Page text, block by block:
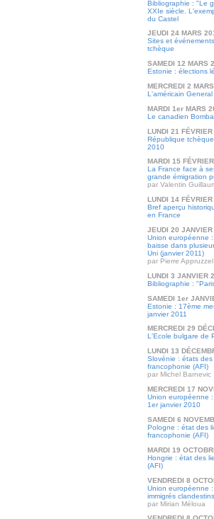
Bibliographie : "Le
XXIe siècle.
du Castel
JEUDI 24 MARS
Sites et
tchèque
SAMEDI 12 MARS
Estonie : élections
MERCREDI 2
L'américain
MARDI 1er MARS
Le canadien
LUNDI 21
République
2010
MARDI 15
La France face à
grande émigration
par Valentin
LUNDI 14
Bref aperçu
en France
JEUDI 20 JANVIER
Union européenne
baisse dans
Uni (janvier 2011)
par Pierre Appruzzel
LUNDI 3 JANVIER
Bibliographie :
SAMEDI 1er
Estonie : 17ème
janvier 2011
MERCREDI 29
L'Ecole bulgare de
LUNDI 13
Slovénie : états
francophonie (AFI)
par Michel Barnevic
MERCREDI 17
Union européenne
1er janvier 2010
SAMEDI 6
Pologne : état des
francophonie (AFI)
MARDI 19
Hongrie : état des
(AFI)
VENDREDI 8
Union européenne
immigrés
par Mirian Méloua